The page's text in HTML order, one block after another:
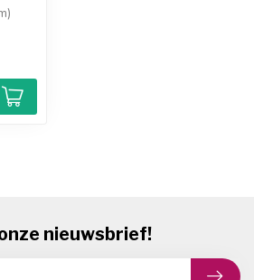
nieuwsbrief!